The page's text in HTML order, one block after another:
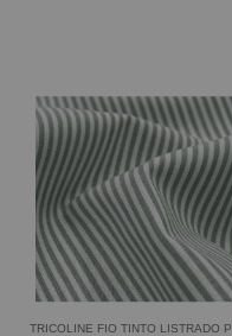
TRICOLINE FIO TINTO LISTRADO P